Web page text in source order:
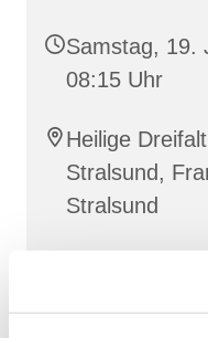
Samstag, 19.
08:15 Uhr
Heilige
Stralsund,
Stralsund